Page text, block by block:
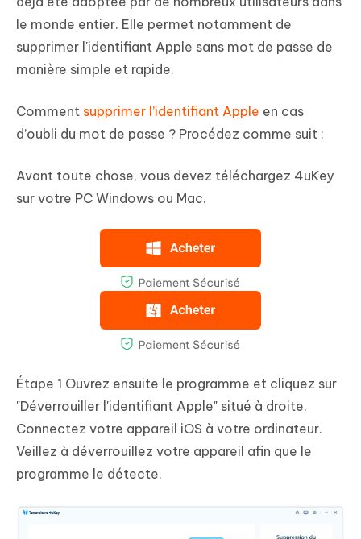
le monde entier. Elle permet notamment de
supprimer l'identifiant Apple sans mot de passe de
manière simple et rapide.
Comment supprimer l’identifiant Apple en cas
d’oubli du mot de passe ? Procédez comme suit :
Avant toute chose, vous devez téléchargez 4uKey
sur votre PC Windows ou Mac.
Étape 1 Ouvrez ensuite le programme et cliquez sur
"Déverrouiller l'identifiant Apple" situé à droite.
Connectez votre appareil iOS à votre ordinateur.
Veillez à déverrouillez votre appareil afin que le
programme le détecte.